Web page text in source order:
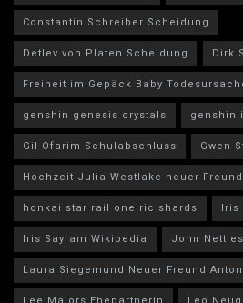
Constantin Schreiber Scheidung
Detlev von Platen Scheidung
Dirk
Freiheit im Gepäck Baby
genshin genesis crystals
genshin
Gil Ofarim Schulabschluss
Gwen
Hochzeit Julia Westlake neuer Freund
honkai star rail oneiric shards
Iris
Iris Sayram Wikipedia
John
Laura Siegemund Neuer Freund